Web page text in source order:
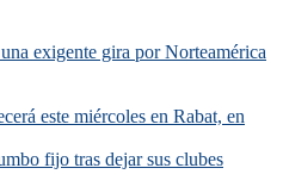
exigente gira por Norteamérica
este miércoles en Rabat, en
fijo tras dejar sus clubes